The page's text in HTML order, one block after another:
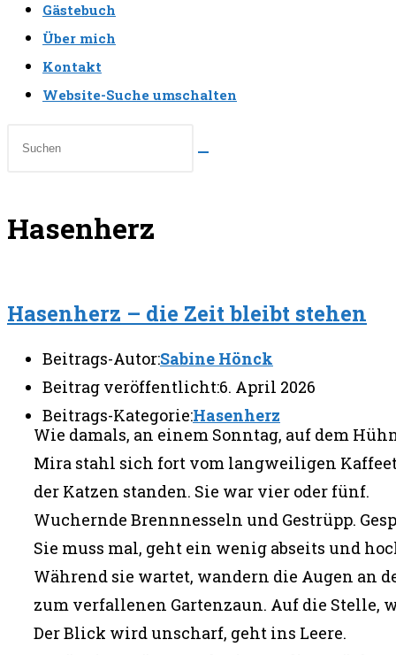
Gästebuch
Über mich
Kontakt
Website-Suche umschalten
Hasenherz
Hasenherz – die Zeit bleibt stehen
Beitrags-Autor:Sabine Hönck
Beitrag veröffentlicht:6. April 2026
Beitrags-Kategorie:Hasenherz
Wie damals, an einem Sonntag, auf dem
Mira stahl sich fort vom langweiligen
der Katzen standen. Sie war vier oder fünf.
Wuchernde Brennnesseln und Gestrüpp.
Sie muss mal, geht ein wenig abseits und
Während sie wartet, wandern die Augen an
zum verfallenen Gartenzaun. Auf die Stelle,
Der Blick wird unscharf, geht ins Leere.